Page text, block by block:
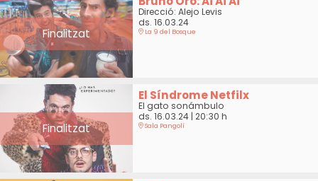
Finalitzat
Direcció: Alejo Levis
ds. 16.03.24
La 9 del Bosque
Finalitzat
El Síndrome Netfilx
El gato sonámbulo
ds. 16.03.24| 20:30 h
Sala Pangolí